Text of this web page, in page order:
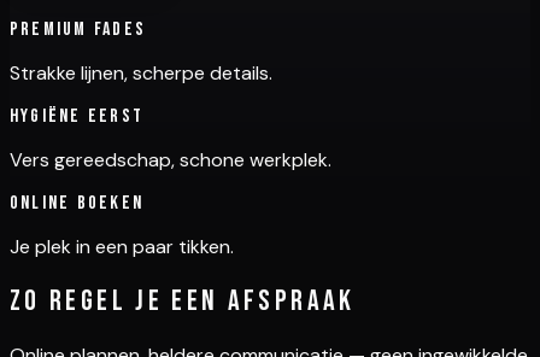
Premium fades
Strakke lijnen, scherpe details.
Hygiëne eerst
Vers gereedschap, schone werkplek.
Online boeken
Je plek in een paar tikken.
Zo regel je een afspraak